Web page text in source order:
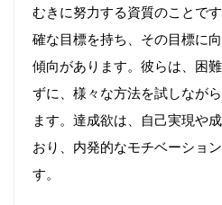
むきに努力する資質のことで
確な目標を持ち、その目標に
傾向があります。彼らは、困
ずに、様々な方法を試しなが
ます。達成欲は、自己実現や
おり、内発的なモチベーショ
す。